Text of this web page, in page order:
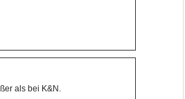
als bei K&N.